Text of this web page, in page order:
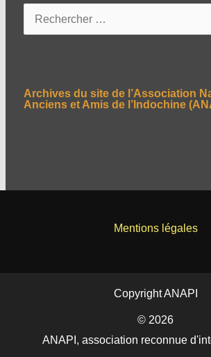
rArchives du site de l’Association
Anciens et Amis de l’Indochine
Mentions légales
Copyright ANAPI
© 2026
ANAPI, association reconnue